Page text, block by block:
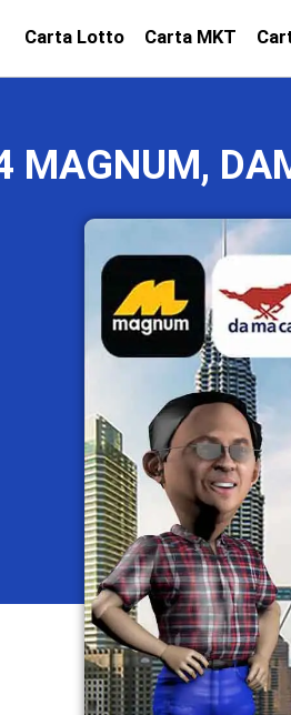
Carta Lotto Carta MKT